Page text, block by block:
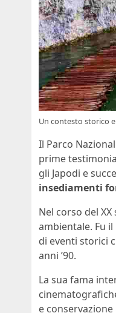
Un contesto storico
Il Parco
prime
gli Japodi e
insediamenti
Nel corso del
ambientale. Fu
di eventi storici
anni ’90.
La sua fama
e